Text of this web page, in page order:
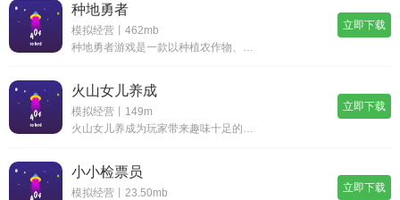
种地勇者
模拟经营丨462mb
立即下载
火山女儿养成
模拟经营丨149m
立即下载
小小检票员
模拟经营丨23.50mb
立即下载